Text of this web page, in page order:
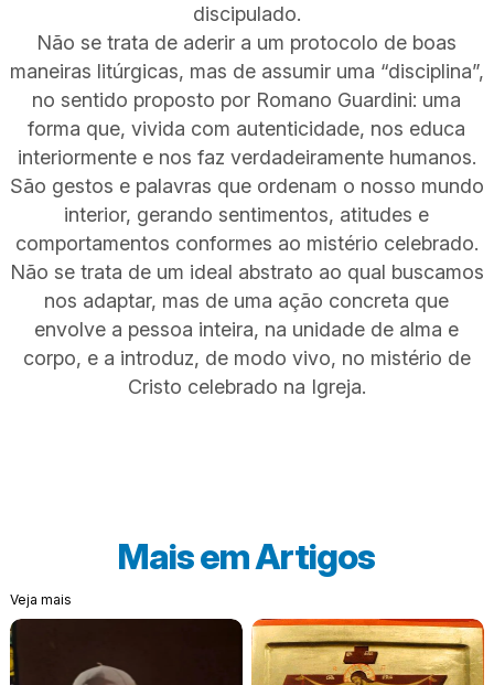
discipulado.
Não se trata de aderir a um protocolo de boas
maneiras litúrgicas, mas de assumir uma “disciplina”,
no sentido proposto por Romano Guardini: uma
forma que, vivida com autenticidade, nos educa
interiormente e nos faz verdadeiramente humanos.
São gestos e palavras que ordenam o nosso mundo
interior, gerando sentimentos, atitudes e
comportamentos conformes ao mistério celebrado.
Não se trata de um ideal abstrato ao qual buscamos
nos adaptar, mas de uma ação concreta que
envolve a pessoa inteira, na unidade de alma e
corpo, e a introduz, de modo vivo, no mistério de
Cristo celebrado na Igreja.
Mais emArtigos
Veja mais